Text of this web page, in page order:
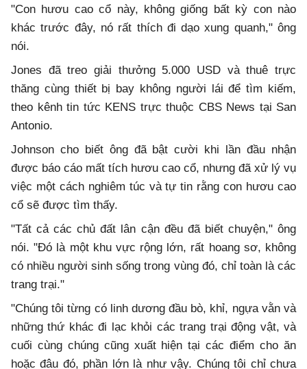
"Con hươu cao cổ này, không giống bất kỳ con nào
khác trước đây, nó rất thích đi dạo xung quanh," ông
nói.
Jones đã treo giải thưởng 5.000 USD và thuê trực
thăng cùng thiết bị bay không người lái để tìm kiếm,
theo kênh tin tức KENS trực thuộc CBS News tại San
Antonio.
Johnson cho biết ông đã bật cười khi lần đầu nhận
được báo cáo mất tích hươu cao cổ, nhưng đã xử lý vụ
việc một cách nghiêm túc và tự tin rằng con hươu cao
cổ sẽ được tìm thấy.
"Tất cả các chủ đất lân cận đều đã biết chuyện," ông
nói. "Đó là một khu vực rộng lớn, rất hoang sơ, không
có nhiều người sinh sống trong vùng đó, chỉ toàn là các
trang trại."
"Chúng tôi từng có linh dương đầu bò, khỉ, ngựa vằn và
những thứ khác đi lạc khỏi các trang trại động vật, và
cuối cùng chúng cũng xuất hiện tại các điểm cho ăn
hoặc đâu đó, phần lớn là như vậy. Chúng tôi chỉ chưa